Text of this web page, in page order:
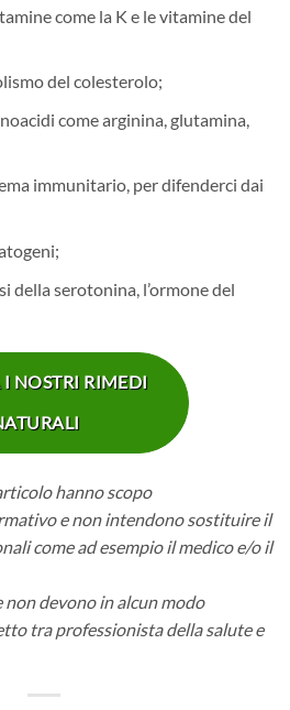
come la K e le vitamine del
del colesterolo;
come arginina, glutamina,
immunitario, per difenderci dai
della serotonina, l’ormone del
NOSTRI RIMEDI
hanno scopo
e non intendono sostituire il
come ad esempio il medico e/o il
devono in alcun modo
tra professionista della salute e